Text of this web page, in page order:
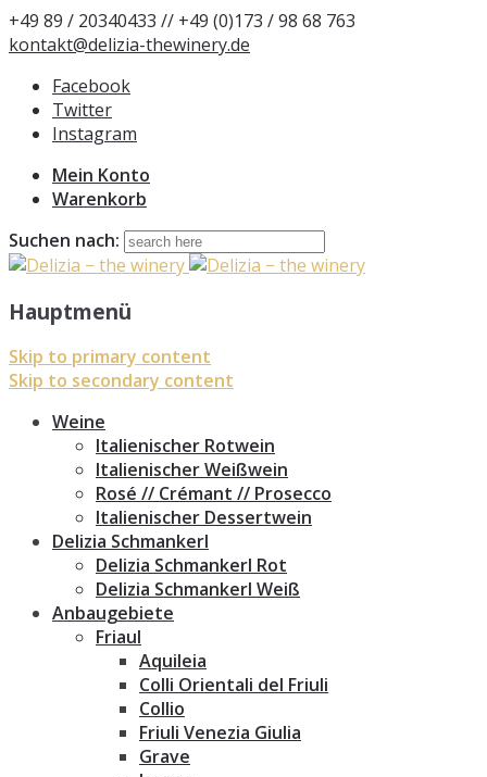
+49 89 / 20340433 // +49 (0)173 / 98 68 763
kontakt@delizia-thewinery.de
Facebook
Twitter
Instagram
Mein Konto
Warenkorb
Suchen nach:
Hauptmenü
Skip to primary content
Skip to secondary content
Weine
Italienischer Rotwein
Italienischer Weißwein
Rosé // Crémant // Prosecco
Italienischer Dessertwein
Delizia Schmankerl
Delizia Schmankerl Rot
Delizia Schmankerl Weiß
Anbaugebiete
Friaul
Aquileia
Colli Orientali del Friuli
Collio
Friuli Venezia Giulia
Grave